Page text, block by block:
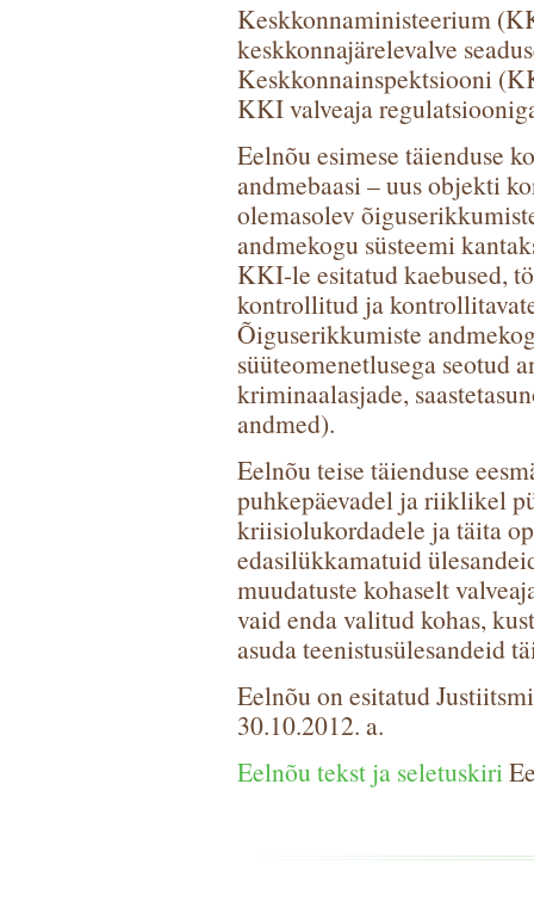
Keskkonnaministeerium
keskkonnajärelevalve
Keskkonnainspektsiooni
KKI valveaja
Eelnõu esimese täienduse
andmebaasi – uus objekti
olemasolev
andmekogu süsteemi
KKI-le esitatud kaebused,
kontrollitud ja
Õiguserikkumiste
süüteomenetlusega seotud
kriminaalasjade,
andmed).
Eelnõu teise täienduse
puhkepäevadel ja riiklikel
kriisiolukordadele ja täita
edasilükkamatuid
muudatuste kohaselt
vaid enda valitud kohas,
asuda teenistusülesandeid
Eelnõu on esitatud
30.10.2012. a.
Eelnõu tekst ja seletuskiri